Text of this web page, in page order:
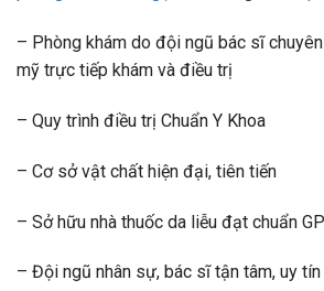
– Phòng khám do đội ngũ bác sĩ
mỹ trực tiếp khám và điều trị
– Quy trình điều trị Chuẩn Y Khoa
– Cơ sở vật chất hiện đại, tiên tiến
– Sở hữu nhà thuốc da liễu đạt chuẩn
– Đội ngũ nhân sự, bác sĩ tận tâm, uy tín